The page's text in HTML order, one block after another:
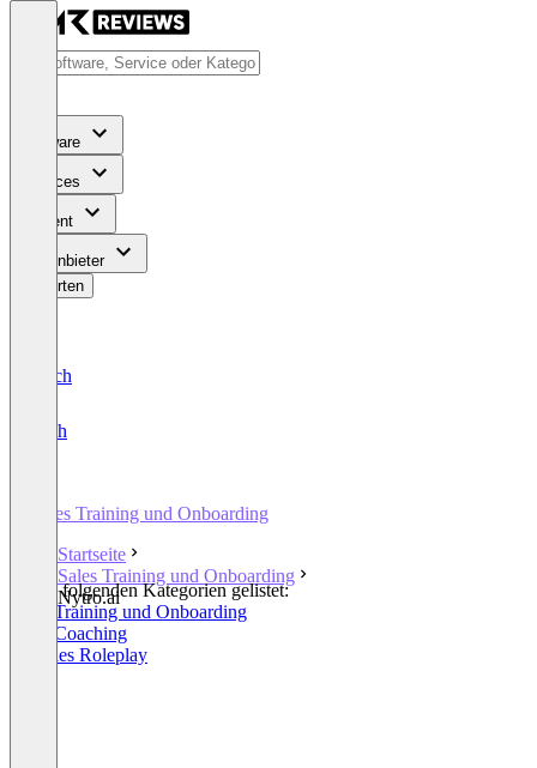
Software
Services
Content
Für Anbieter
Bewerten
Deutsch
English
Sales Training und Onboarding
Startseite
Sales Training und Onboarding
Nytro.ai
In den folgenden Kategorien gelistet:
Sales Training und Onboarding
Sales Coaching
AI Sales Roleplay